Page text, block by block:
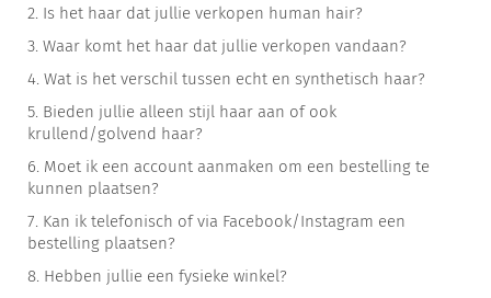
2. Is het haar dat jullie verkopen human hair?
3. Waar komt het haar dat jullie verkopen vandaan?
4. Wat is het verschil tussen echt en synthetisch haar?
5. Bieden jullie alleen stijl haar aan of ook
krullend/golvend haar?
6. Moet ik een account aanmaken om een bestelling te
kunnen plaatsen?
7. Kan ik telefonisch of via Facebook/Instagram een
bestelling plaatsen?
8. Hebben jullie een fysieke winkel?